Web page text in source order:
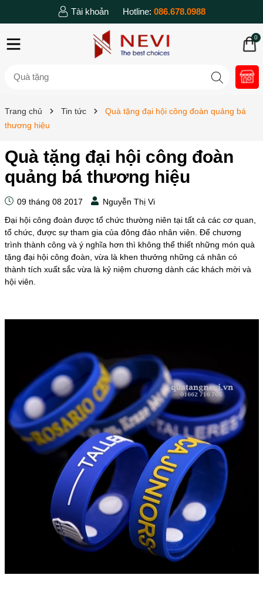
Tài khoản Hotline: 086.678.0988
0
Trang chủ Tin tức
Quà tặng đại hội công đoàn quảng bá
thương hiệu
Quà tặng đại hội công đoàn
quảng bá thương hiệu
09 tháng 08 2017
Nguyễn Thị Vi
Đại hội công đoàn được tổ chức thường niên tại tất cả các cơ quan,
tổ chức, được sự tham gia của đông đảo nhân viên. Để chương
trình thành công và ý nghĩa hơn thì không thể thiết những món quà
tặng đại hội công đoàn, vừa là khen thưởng những cá nhân có
thành tích xuất sắc vừa là kỷ niệm chương dành các khách mời và
hội viên.